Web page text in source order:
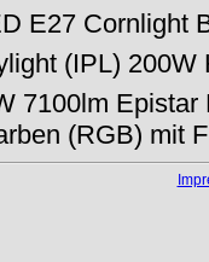
E27 Cornlight
(IPL) 200W
7100lm
(RGB) mit